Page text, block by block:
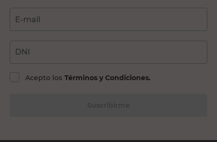
E-mail
DNI
Acepto los Términos y Condiciones.